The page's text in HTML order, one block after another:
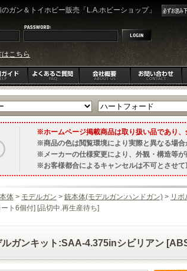
ガン＆トイホビー販売「L.A.ホビーショップ」
こちら
ホームページ掲載商品は取り扱い品であり、
商品の色は閲覧環境により実際と異なる場合
メーカーの仕様変更により、外観・構造等
お客様都合によるキャンセルは不可とさせ
体 > モデルガン > 銃本体(モデルガン:ハンドガン) > リボ
ト6個付] [品切中.再生産待ち]
ルガンキット:SAA-4.375inシビリアン